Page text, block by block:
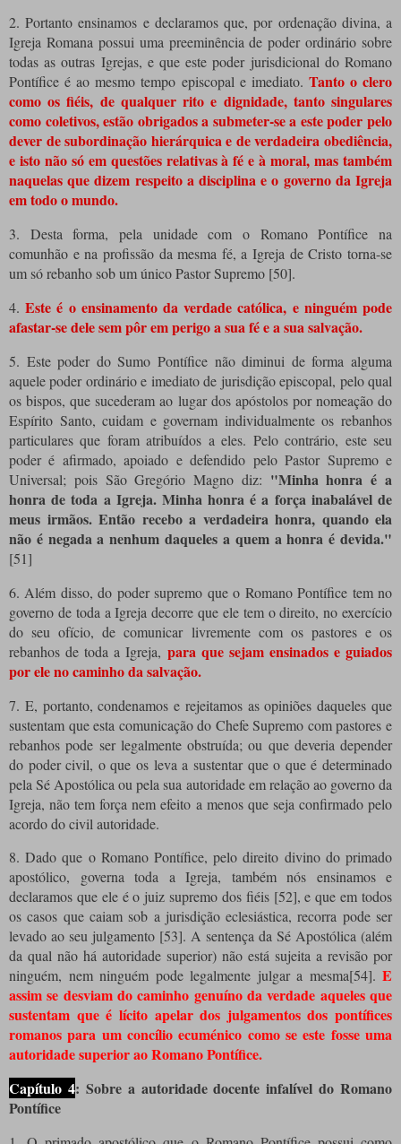
2. Portanto ensinamos e declaramos que, por ordenação divina, a
Igreja Romana possui uma preeminência de poder ordinário sobre
todas as outras Igrejas, e que este poder jurisdicional do Romano
Pontífice é ao mesmo tempo episcopal e imediato. Tanto o clero
como os fiéis, de qualquer rito e dignidade, tanto singulares
como coletivos, estão obrigados a submeter-se a este poder pelo
dever de subordinação hierárquica e de verdadeira obediência,
e isto não só em questões relativas à fé e à moral, mas também
naquelas que dizem respeito a disciplina e o governo da Igreja
em todo o mundo.
3. Desta forma, pela unidade com o Romano Pontífice na
comunhão e na profissão da mesma fé, a Igreja de Cristo torna-se
um só rebanho sob um único Pastor Supremo [50].
4.Este é o ensinamento da verdade católica, e ninguém pode
afastar-se dele sem pôr em perigo a sua fé e a sua salvação.
5. Este poder do Sumo Pontífice não diminui de forma alguma
aquele poder ordinário e imediato de jurisdição episcopal, pelo qual
os bispos, que sucederam ao lugar dos apóstolos por nomeação do
Espírito Santo, cuidam e governam individualmente os rebanhos
particulares que foram atribuídos a eles. Pelo contrário, este seu
poder é afirmado, apoiado e defendido pelo Pastor Supremo e
Universal; pois São Gregório Magno diz: "Minha honra é a
honra de toda a Igreja. Minha honra é a força inabalável de
meus irmãos. Então recebo a verdadeira honra, quando ela
não é negada a nenhum daqueles a quem a honra é devida."
[51]
6. Além disso, do poder supremo que o Romano Pontífice tem no
governo de toda a Igreja decorre que ele tem o direito, no exercício
do seu ofício, de comunicar livremente com os pastores e os
rebanhos de toda a Igreja, para que sejam ensinados e guiados
por ele no caminho da salvação.
7. E, portanto, condenamos e rejeitamos as opiniões daqueles que
sustentam que esta comunicação do Chefe Supremo com pastores e
rebanhos pode ser legalmente obstruída; ou que deveria depender
do poder civil, o que os leva a sustentar que o que é determinado
pela Sé Apostólica ou pela sua autoridade em relação ao governo da
Igreja, não tem força nem efeito a menos que seja confirmado pelo
acordo do civil autoridade.
8. Dado que o Romano Pontífice, pelo direito divino do primado
apostólico, governa toda a Igreja, também nós ensinamos e
declaramos que ele é o juiz supremo dos fiéis [52], e que em todos
os casos que caiam sob a jurisdição eclesiástica, recorra pode ser
levado ao seu julgamento [53]. A sentença da Sé Apostólica (além
da qual não há autoridade superior) não está sujeita a revisão por
ninguém, nem ninguém pode legalmente julgar a mesma[54]. E
assim se desviam do caminho genuíno da verdade aqueles que
sustentam que é lícito apelar dos julgamentos dos pontífices
romanos para um concílio ecuménico como se este fosse uma
autoridade superior ao Romano Pontífice.
Capítulo 4: Sobre a autoridade docente infalível do Romano
Pontífice